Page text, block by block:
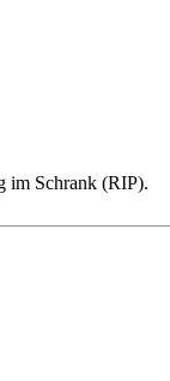
im Schrank (RIP).